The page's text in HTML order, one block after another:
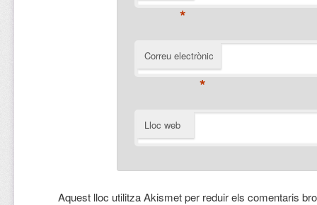
*
Correu electrònic
*
Lloc web
Aquest lloc utilitza Akismet per reduir els comentaris